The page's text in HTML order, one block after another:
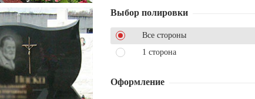
Выбор полировки
Все стороны
1 сторона
Оформление